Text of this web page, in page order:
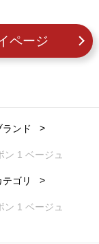
ページ
ンド
ン 1 ベージュ
ゴリ
ン 1 ベージュ